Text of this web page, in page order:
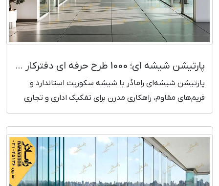
پارتیشن شیشه ای؛ 1000 طرح حرفه ای دفترکار (تحویل یک روزه)
پارتیشن شیشه‌ای رامادُر با شیشه سکوریت استاندارد و
فریم‌های مقاوم، راهکاری مدرن برای تفکیک اداری و تجاری
است. ارائه طرح تخصصی، اندازه‌گیری دقیق، نصب سریع و
گارانتی معتبر. مشاهده قیمت و ثبت سفارش.